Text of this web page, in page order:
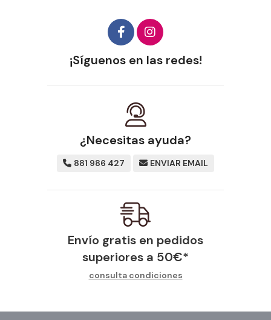
¡Síguenos en las redes!
¿Necesitas ayuda?
881 986 427 ENVIAR EMAIL
Envío gratis en pedidos
superiores a 50€*
consulta condiciones